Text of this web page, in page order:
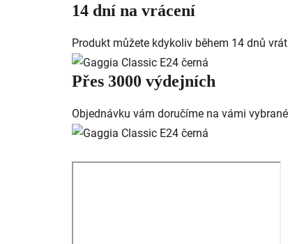
14 dní na vrácení
Produkt můžete kdykoliv během 14 dnů
Přes 3000
Objednávku vám doručíme na vámi